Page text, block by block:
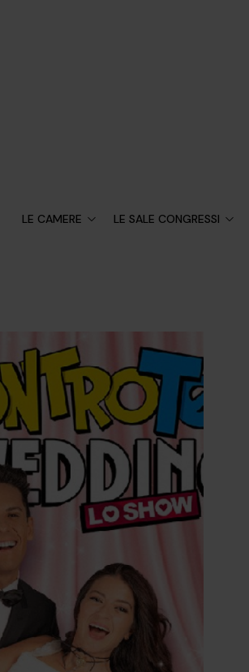
LE CAMERE LE SALE CONGRESSI